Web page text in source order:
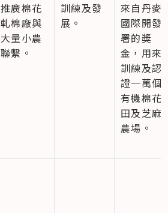
推廣棉花
軋棉廠與
大量小農
聯繫。
訓練及發
展。
來自丹麥
國際開發
署的奬
金，用來
訓練及認
證一萬個
有機棉花
田及芝麻
農場。